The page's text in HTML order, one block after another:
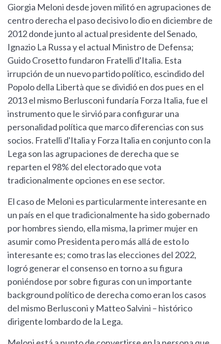
Giorgia Meloni desde joven militó en agrupaciones de
centro derecha el paso decisivo lo dio en diciembre de
2012 donde junto al actual presidente del Senado,
Ignazio La Russa y el actual Ministro de Defensa;
Guido Crosetto fundaron Fratelli d'Italia. Esta
irrupción de un nuevo partido político, escindido del
Popolo della Libertà que se dividió en dos pues en el
2013 el mismo Berlusconi fundaría Forza Italia, fue el
instrumento que le sirvió para configurar una
personalidad política que marco diferencias con sus
socios. Fratelli d'Italia y Forza Italia en conjunto con la
Lega son las agrupaciones de derecha que se
reparten el 98% del electorado que vota
tradicionalmente opciones en ese sector.
El caso de Meloni es particularmente interesante en
un país en el que tradicionalmente ha sido gobernado
por hombres siendo, ella misma, la primer mujer en
asumir como Presidenta pero más allá de esto lo
interesante es; como tras las elecciones del 2022,
logró generar el consenso en torno a su figura
poniéndose por sobre figuras con un importante
background político de derecha como eran los casos
del mismo Berlusconi y Matteo Salvini – histórico
dirigente lombardo de la Lega.